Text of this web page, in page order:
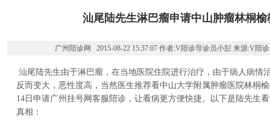
汕尾陆先生淋巴瘤申请中山肿瘤林桐榆
广州陪诊网 2015-08-22 15:37:07 作者:V陪诊导诊员小彭 来源:V陪
汕尾陆先生由于淋巴瘤，在当地医院住院进行治疗，由于病人病情
反而变大，恶性度高，当然医生推荐看中山大学附属肿瘤医院林桐
14日申请广州挂号网客服陪诊，让看病更方便快捷。以下是陆先生
真相：